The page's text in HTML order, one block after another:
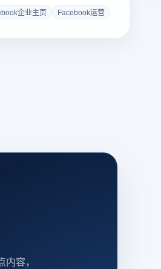
，导致主页沦为摆设。
企业主页
Facebook运营
容，